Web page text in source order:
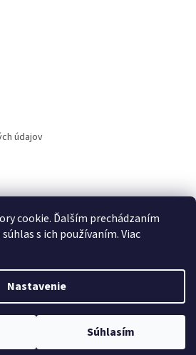
cookie. Ďalším prechádzaním
s ich používaním. Viac
Nastavenie
Súhlasím
údajov
Vytvoril Shoptet
. Všetky práva vyhradené.